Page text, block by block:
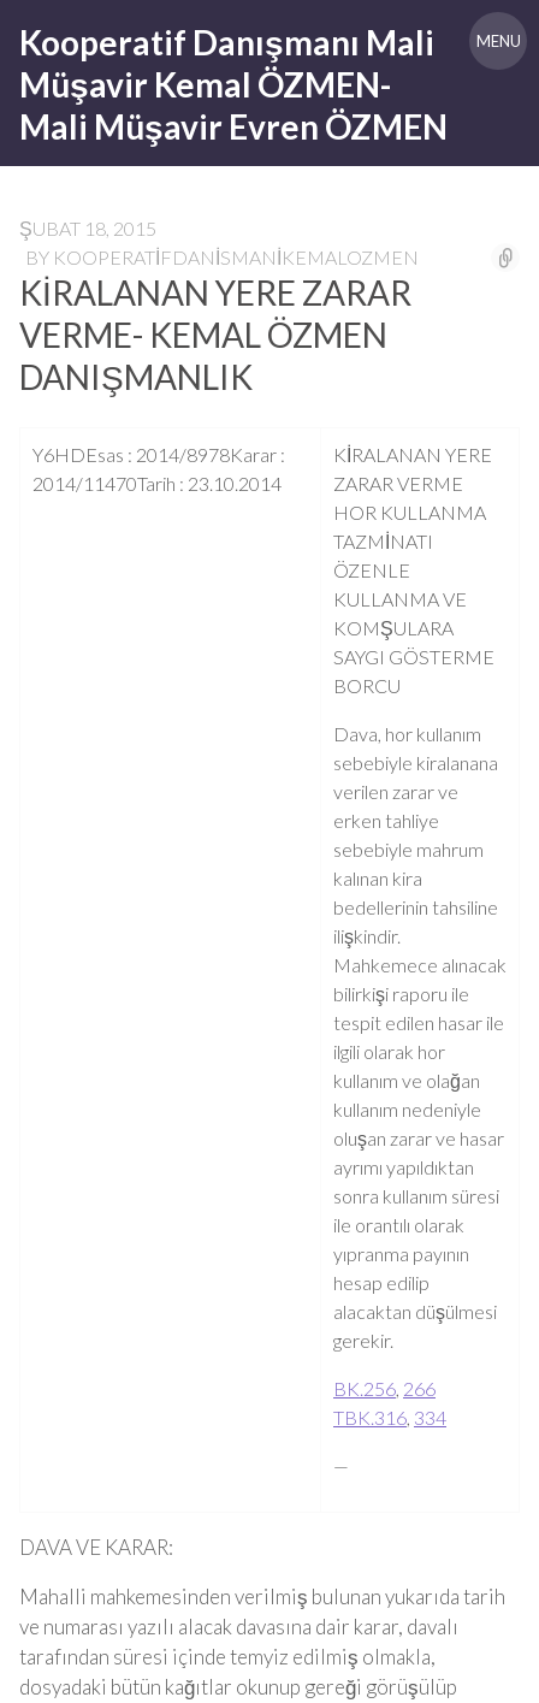
content
Kooperatif Danışmanı Mali
Müşavir Kemal ÖZMEN-
Mali Müşavir Evren ÖZMEN
MENU
ŞUBAT 18, 2015
BY KOOPERATIFDANISMANIKEMALOZMEN
KİRALANAN YERE ZARAR
VERME- KEMAL ÖZMEN
DANIŞMANLIK
Y6HDEsas : 2014/8978Karar :
2014/11470Tarih : 23.10.2014
KİRALANAN YERE
ZARAR VERME
HOR KULLANMA
TAZMİNATI
ÖZENLE
KULLANMA VE
KOMŞULARA
SAYGI GÖSTERME
BORCU
Dava, hor kullanım
sebebiyle kiralanana
verilen zarar ve
erken tahliye
sebebiyle mahrum
kalınan kira
bedellerinin tahsiline
ilişkindir.
Mahkemece alınacak
bilirkişi raporu ile
tespit edilen hasar ile
ilgili olarak hor
kullanım ve olağan
kullanım nedeniyle
oluşan zarar ve hasar
ayrımı yapıldıktan
sonra kullanım süresi
ile orantılı olarak
yıpranma payının
hesap edilip
alacaktan düşülmesi
gerekir.
BK.256, 266
TBK.316, 334
—
DAVA VE KARAR:
Mahalli mahkemesinden verilmiş bulunan yukarıda tarih
ve numarası yazılı alacak davasına dair karar, davalı
tarafından süresi içinde temyiz edilmiş olmakla,
dosyadaki bütün kağıtlar okunup gereği görüşülüp